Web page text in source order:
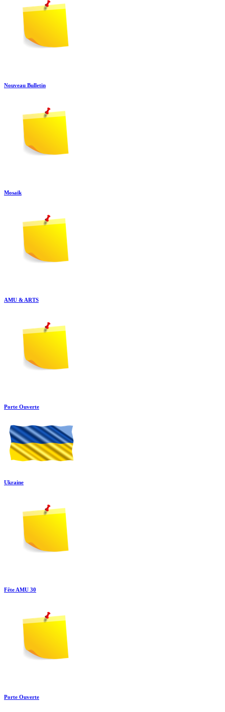
Nouveau Bulletin
Mosaïk
AMU & ARTS
Porte Ouverte
Ukraine
Fête AMU 30
Porte Ouverte